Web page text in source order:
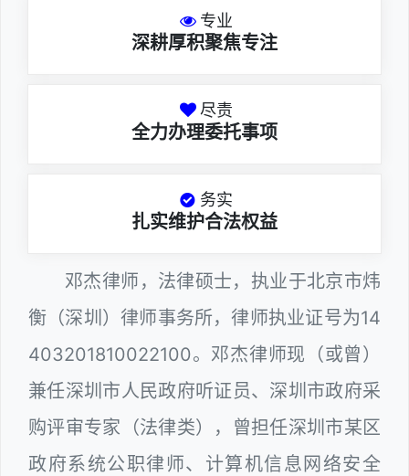
专业
深耕厚积聚焦专注
尽责
全力办理委托事项
务实
扎实维护合法权益
邓杰律师，法律硕士，执业于北京市炜
衡（深圳）律师事务所，律师执业证号为14
403201810022100。邓杰律师现（或曾）
兼任深圳市人民政府听证员、深圳市政府采
购评审专家（法律类），曾担任深圳市某区
政府系统公职律师、计算机信息网络安全